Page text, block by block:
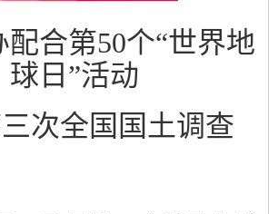
配合第50个“世界地
球日”活动
次全国国土调查